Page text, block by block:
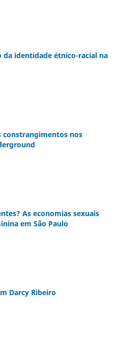
da identidade étnico-racial na
constrangimentos nos
As economias sexuais
em São Paulo
Darcy Ribeiro